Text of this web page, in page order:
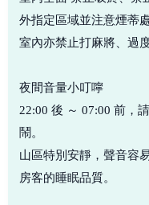
外指定區域並注意煙蒂處
室內亦禁止打麻將、過
夜間音量小叮嚀
22:00 後 ～ 07:00 前，
鬧。
山區特別安靜，聲音容
房客的睡眠品質。